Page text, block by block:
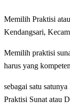
Memilih Praktisi
Kendangsari,
Memilih praktisi
harus yang
sebagai satu
Praktisi Sunat atau